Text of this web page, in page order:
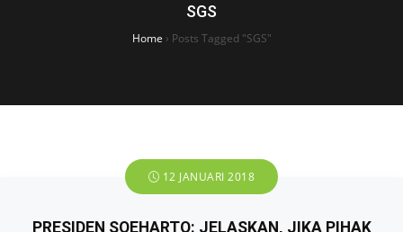
SGS
Home › Posts Tagged "SGS"
12 JANUARI 2018
PRESIDEN SOEHARTO: JELASKAN, JIKA PIHAK